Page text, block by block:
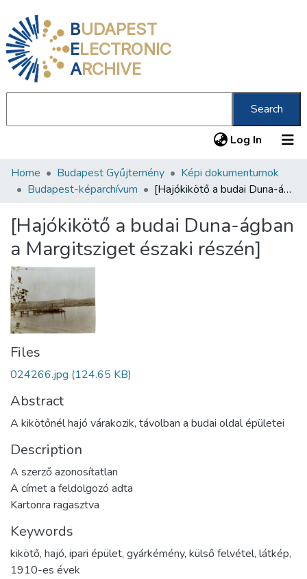
BUDAPEST
ELECTRONIC
ARCHIVE
Search
Log In (current)
Communities & Collections
Statistics
About us
Home Budapest Gyűjtemény
Képi dokumentumok
Budapest-képarchívum
[Hajókikötő a budai Duna-ágban a Margitsziget északi részén]
[Hajókikötő a budai Duna-ágban
a Margitsziget északi részén]
Files
024266.jpg (124.65 KB)
Abstract
A kikötőnél hajó várakozik, távolban a budai oldal épületei
Description
A szerző azonosítatlan
A címet a feldolgozó adta
Kartonra ragasztva
Keywords
kikötő, hajó, ipari épület, gyárkémény, külső felvétel, látkép,
1910-es évek